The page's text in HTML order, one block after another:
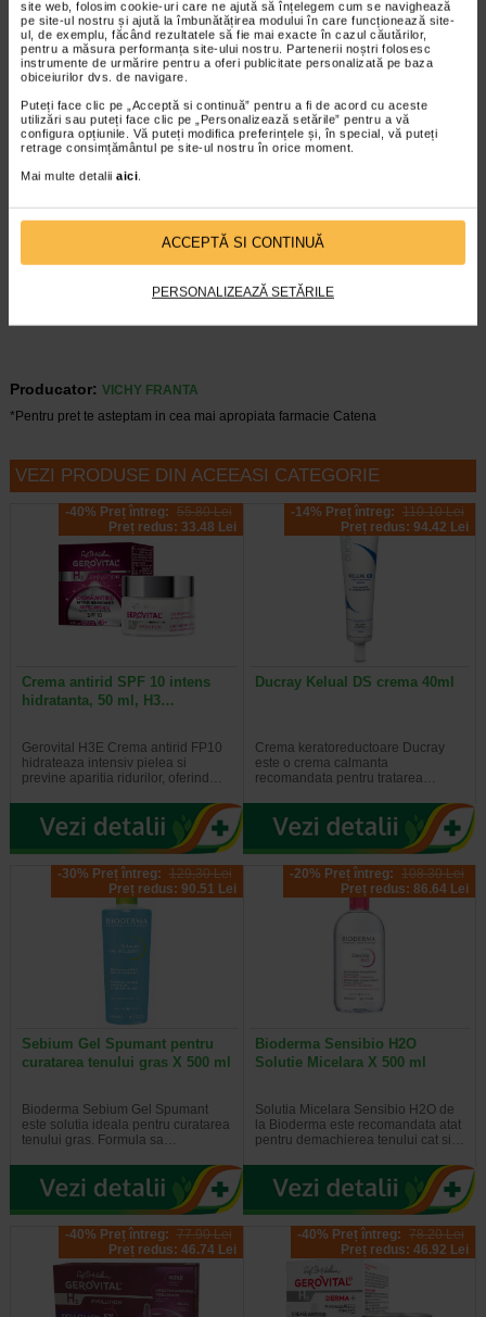
site web, folosim cookie-uri care ne ajută să înțelegem cum se navighează
pe site-ul nostru și ajută la îmbunătățirea modului în care funcționează site-
ul, de exemplu, făcând rezultatele să fie mai exacte în cazul căutărilor,
pentru a măsura performanța site-ului nostru. Partenerii noștri folosesc
instrumente de urmărire pentru a oferi publicitate personalizată pe baza
obiceiurilor dvs. de navigare.
Puteți face clic pe „Acceptă si continuă” pentru a fi de acord cu aceste
utilizări sau puteți face clic pe „Personalizează setările” pentru a vă
configura opțiunile. Vă puteți modifica preferințele și, în special, vă puteți
retrage consimțământul pe site-ul nostru în orice moment.
Mai multe detalii aici.
ACCEPTĂ SI CONTINUĂ
PERSONALIZEAZĂ SETĂRILE
METHACRYLATE CROSSPOLYMER - DISODIUM EDTA -
HYDROXYPROPYL TETRAHYDROPYRANTRIOL -
CAPRYLYL GLYCOL - CITRIC ACID - EPERUA FALCATA
BARK EXTRACT - DEXTRIN.
Mod de utilizare Crema pentru conturul
buzelor si ochilor NEOVOVADIOL Peri-
Menopause
Aplicati in fiecare zi, pe conturul buzelor si cel al ochilor,
Producator: VICHY FRANTA
*Pentru pret te asteptam in cea mai apropiata farmacie Catena
VEZI PRODUSE DIN ACEEASI CATEGORIE
-40% Preț întreg: 55.80 Lei
Preț redus: 33.48 Lei
Crema antirid SPF 10 intens
hidratanta, 50 ml, H3…
Gerovital H3E Crema antirid FP10
hidrateaza intensiv pielea si
previne aparitia ridurilor, oferind…
-14% Preț întreg: 110.10 Lei
Preț redus: 94.42 Lei
Ducray Kelual DS crema 40ml
Crema keratoreductoare Ducray
este o crema calmanta
recomandata pentru tratarea…
-30% Preț întreg: 129,30 Lei
Preț redus: 90.51 Lei
Sebium Gel Spumant pentru
curatarea tenului gras X 500 ml
Bioderma Sebium Gel Spumant
este solutia ideala pentru curatarea
tenului gras. Formula sa…
-20% Preț întreg: 108.30 Lei
Preț redus: 86.64 Lei
Bioderma Sensibio H2O
Solutie Micelara X 500 ml
Solutia Micelara Sensibio H2O de
la Bioderma este recomandata atat
pentru demachierea tenului cat si…
-40% Preț întreg: 77.90 Lei
Preț redus: 46.74 Lei
-40% Preț întreg: 78.20 Lei
Preț redus: 46.92 Lei